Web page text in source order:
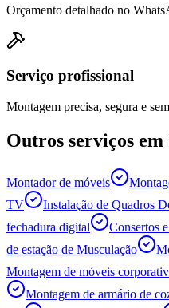
Orçamento detalhado no
Serviço profissional
Montagem precisa, segura e
Outros serviços em
Montador de móveis
TV
Instalação de Quadros
fechadura digital
Consertos
de estação de Musculação
Montagem de móveis
Montagem de armário de